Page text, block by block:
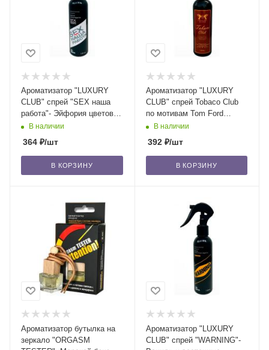
Ароматизатор "LUXURY
CLUB" спрей "SEX наша
работа"- Эйфория цветов и
фруктов/24
В наличии
364 ₽/шт
В КОРЗИНУ
Ароматизатор "LUXURY
CLUB" спрей Tobaco Club
по мотивам Tom Ford
Tobacco Vanille/24
В наличии
392₽/шт
В КОРЗИНУ
Ароматизатор бутылка на
зеркало "ORGASM
Ароматизатор "LUXURY
CLUB" спрей "WARNING"-